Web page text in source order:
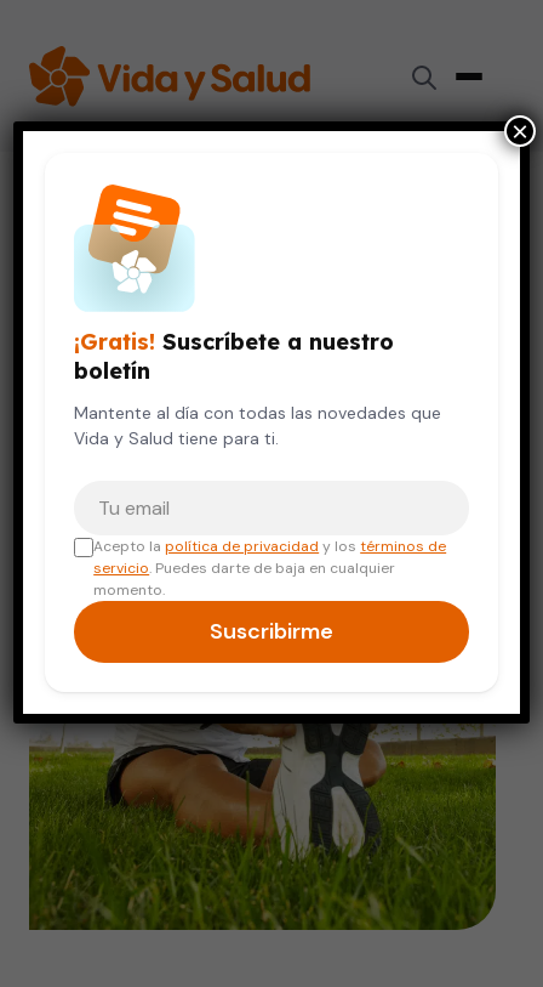
Vida Saludable
Si empiezas un programa de ejercicios, ¡ve despacio para
evitar lesiones!
VIDA SALUDABLE
Si empiezas un programa de
ejercicios, ¡ve despacio para
evitar lesiones!
¡Gratis! Suscríbete a nuestro
boletín
Mantente al día con todas las novedades que
Vida y Salud tiene para ti.
Acepto lapolítica de privacidad y lostérminos de
servicio. Puedes darte de baja en cualquier
momento.
Suscribirme
×